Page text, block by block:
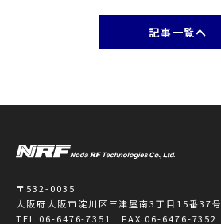
記事一覧へ
〒532-0035
大阪府大阪市淀川区三津屋南3丁目15番37号
TEL 06-6476-7351 FAX 06-6476-7352